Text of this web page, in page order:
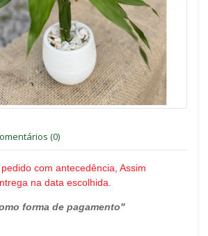
(0)
com antecedência, Assim
na data escolhida.
forma de pagamento"